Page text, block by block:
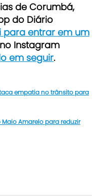
de Corumbá,
do Diário
para entrar em um
Instagram
em seguir.
empatia no trânsito para
Maio Amarelo para reduzir